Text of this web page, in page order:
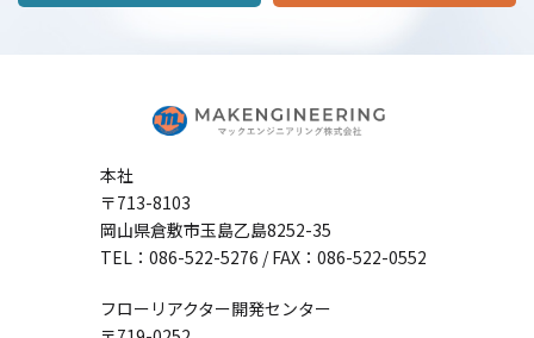
本社
〒713-8103
岡山県倉敷市玉島乙島8252-35
TEL： 086-522-5276 / FAX：086-522-0552
フローリアクター開発センター